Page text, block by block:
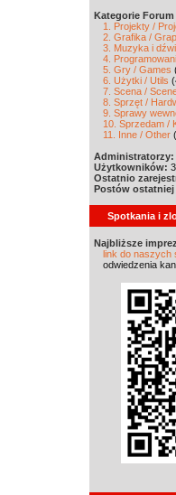
Kategorie Forum
1. Projekty /
2. Grafika /
3. Muzyka i
4.
5. Gry / Games
6. Użytki / Utils
7. Scena /
8. Sprzęt /
9. Sprawy
10. Sprzedam /
11. Inne / Other
Administratorzy:
Użytkowników:
Ostatnio
Postów
Spotkania i
Najbliższe
link do naszych
odwiedzenia